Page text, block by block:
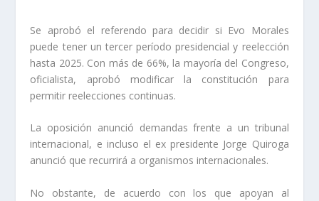
Se aprobó el referendo para decidir si Evo Morales
puede tener un tercer período presidencial y reelección
hasta 2025. Con más de 66%, la mayoría del Congreso,
oficialista, aprobó modificar la constitución para
permitir reelecciones continuas.
La oposición anunció demandas frente a un tribunal
internacional, e incluso el ex presidente Jorge Quiroga
anunció que recurrirá a organismos internacionales.
No obstante, de acuerdo con los que apoyan al